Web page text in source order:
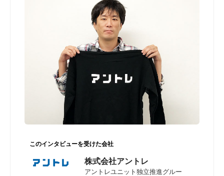
このインタビューを受けた会社
株式会社アントレ
アントレユニット独立推進グルー